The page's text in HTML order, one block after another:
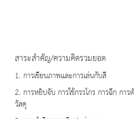
สาระสำคัญ/ความคิดรวมยอด
1. การเขียนภาพและการเล่นกับสี
2. การหยิบจับ การใช้กรรไกร การฉีก กา
วัสดุ